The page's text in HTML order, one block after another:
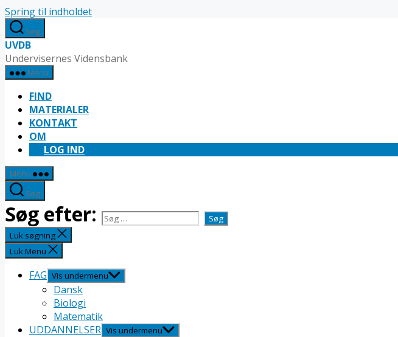
Spring til indholdet
Søg
UVDB
Undervisernes Vidensbank
Menu
FIND
MATERIALER
KONTAKT
OM
LOG IND
Menu
Søg
Søg efter:
Luk søgning
Luk Menu
FAG Vis undermenu
Dansk
Biologi
Matematik
UDDANNELSER Vis undermenu